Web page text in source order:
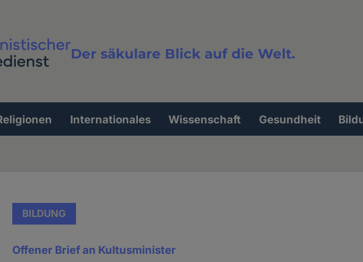
Der säkulare Blick auf die Welt.
Volltextsuche
Internationales Wissenschaft Gesundheit
BILDUNG
Offener Brief an Kultusminister